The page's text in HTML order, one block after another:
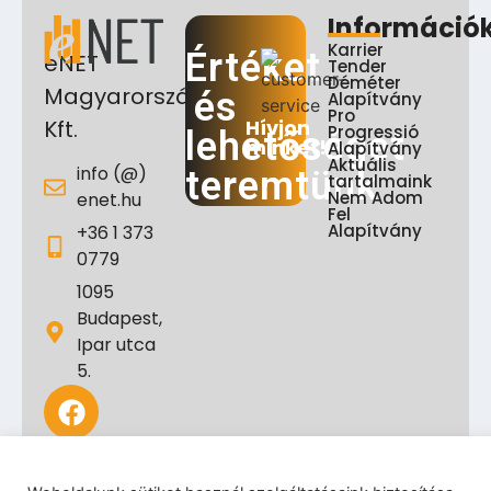
eNET
Magyarország
Kft.
info (@)
enet.hu
+36 1 373
0779
1095
Budapest,
Ipar utca
5.
Értéket
és
lehetőséget
teremtünk
Hívjon
minket!
Karrier
Tender
Déméter
Alapítvány
Pro
Progressió
Alapítvány
Aktuális
tartalmaink
Nem Adom
Fel
Alapítvány